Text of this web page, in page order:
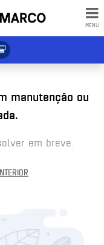
MENU
manutenção ou
em breve.